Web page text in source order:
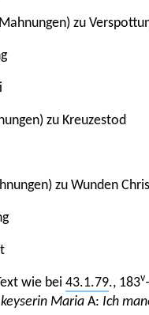
zu
zu Kreuzestod
zu Wunden
wie bei 43.1.79., 183v
MariaA: Ich